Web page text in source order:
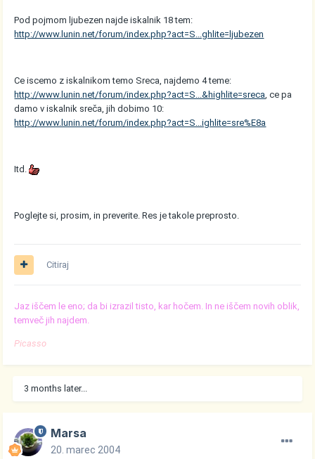
Pod pojmom ljubezen najde iskalnik 18 tem:
http://www.lunin.net/forum/index.php?act=S...ghlite=ljubezen
Ce iscemo z iskalnikom temo Sreca, najdemo 4 teme:
http://www.lunin.net/forum/index.php?act=S...&highlite=sreca, ce pa
damo v iskalnik sreča, jih dobimo 10:
http://www.lunin.net/forum/index.php?act=S...ighlite=sre%E8a
Itd.
Poglejte si, prosim, in preverite. Res je takole preprosto.
Citiraj
Jaz iščem le eno; da bi izrazil tisto, kar hočem. In ne iščem novih oblik,
temveč jih najdem.
Picasso
3 months later...
Marsa
20. marec 2004